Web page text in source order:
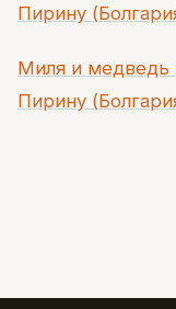
Пирину
Миля и медведь
Пирину